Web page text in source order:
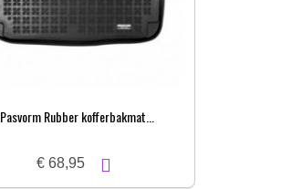
Pasvorm Rubber kofferbakmat...
€ 68,95